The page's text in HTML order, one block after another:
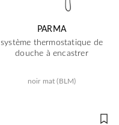
PARMA
système thermostatique de
douche à encastrer
noir mat (BLM)